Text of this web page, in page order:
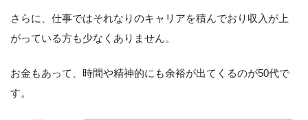
さらに、仕事ではそれなりのキャリアを積んでおり収入が上
がっている方も少なくありません。
お金もあって、時間や精神的にも余裕が出てくるのが50代で
す。